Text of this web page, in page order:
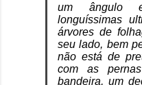
um ângulo
longuíssimas
árvores de
seu lado, bem
não está de
com as
bandeira, um